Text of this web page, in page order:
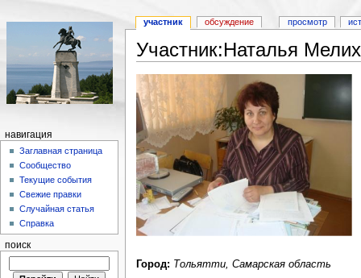
Участник:Наталья
Город: Тольятти, Самарская область
участник обсуждение просмотр
навигация
Заглавная страница
Сообщество
Текущие события
Свежие правки
Случайная статья
Справка
поиск